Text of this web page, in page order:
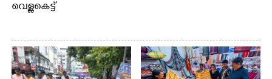
വെള്ളകെട്ട്